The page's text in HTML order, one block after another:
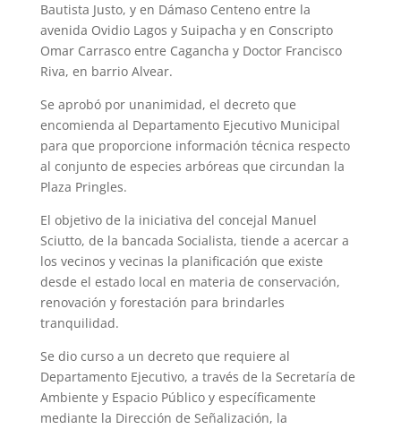
Bautista Justo, y en Dámaso Centeno entre la
avenida Ovidio Lagos y Suipacha y en Conscripto
Omar Carrasco entre Cagancha y Doctor Francisco
Riva, en barrio Alvear.
Se aprobó por unanimidad, el decreto que
encomienda al Departamento Ejecutivo Municipal
para que proporcione información técnica respecto
al conjunto de especies arbóreas que circundan la
Plaza Pringles.
El objetivo de la iniciativa del concejal Manuel
Sciutto, de la bancada Socialista, tiende a acercar a
los vecinos y vecinas la planificación que existe
desde el estado local en materia de conservación,
renovación y forestación para brindarles
tranquilidad.
Se dio curso a un decreto que requiere al
Departamento Ejecutivo, a través de la Secretaría de
Ambiente y Espacio Público y específicamente
mediante la Dirección de Señalización, la